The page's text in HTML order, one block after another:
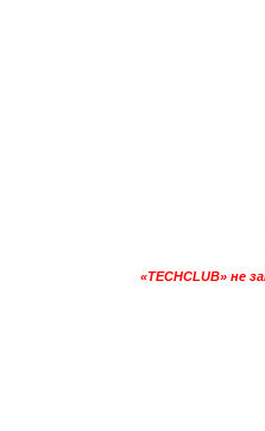
«TECHCLUB» не